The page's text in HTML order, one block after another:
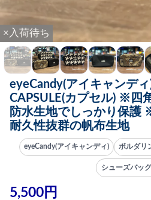
×入荷待ち
eyeCandy(アイキャンディ
CAPSULE(カプセル) ※四
防水生地でしっかり保護
耐久性抜群の帆布生地
eyeCandy(アイキャンディ) ボルダリ
シューズバッ
5,500円